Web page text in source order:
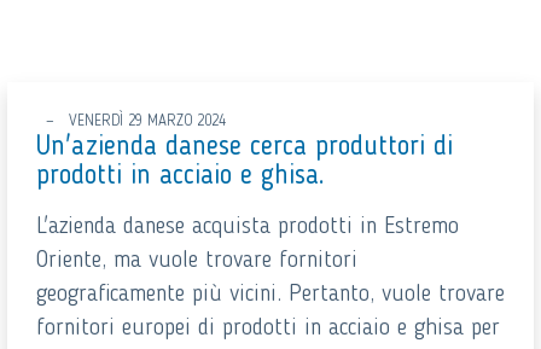
VENERDÌ 29 MARZO 2024
Un'azienda danese cerca produttori di
prodotti in acciaio e ghisa.
L'azienda danese acquista prodotti in Estremo
Oriente, ma vuole trovare fornitori
geograficamente più vicini. Pertanto, vuole trovare
fornitori europei di prodotti in acciaio e ghisa per